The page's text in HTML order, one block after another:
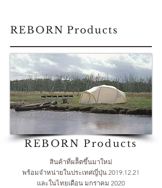
REBORN Products
REBORN Products
สินค้าที่ผลิิตขึ้นมาใหม่
พร้อมจำหน่ายในประเทศญี่ปุ่น 2019.12.21
และในไทยเดือน มกราคม 2020